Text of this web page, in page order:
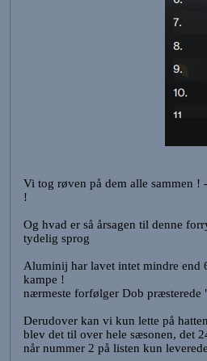
Vi tog røven på dem alle sammen
!
Og hvad er så årsagen til denne
tydelig sprog
Aluminij har lavet intet mindre
kampe !
nærmeste forfølger Dob præsterede
Derudover kan vi kun lette på
blev det til over hele sæsonen, det
når nummer 2 på listen kun